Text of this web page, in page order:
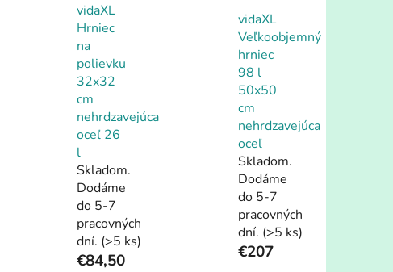
vidaXL
Hrniec
na
polievku
32x32
cm
nehrdzavejúca
oceľ 26
l
Skladom.
Dodáme
do 5-7
pracovných
dní. (>5 ks)
€84,50
vidaXL
Veľkoobjemný
hrniec
98 l
50x50
cm
nehrdzavejúca
oceľ
Skladom.
Dodáme
do 5-7
pracovných
dní. (>5 ks)
€207